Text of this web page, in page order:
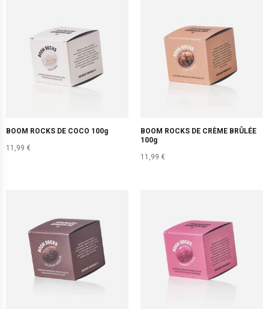
BOOM ROCKS DE COCO 100g
11,99 €
BOOM ROCKS DE CRÈME BRÛLÉE
100g
11,99 €